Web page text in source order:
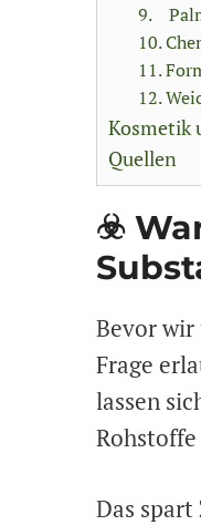
9.
10.
11.
12.
Kosmetik
Quellen
☣️
Bevor
Frage
lassen
Rohstoffe
Das